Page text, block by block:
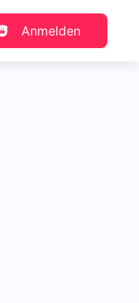
Anmelden